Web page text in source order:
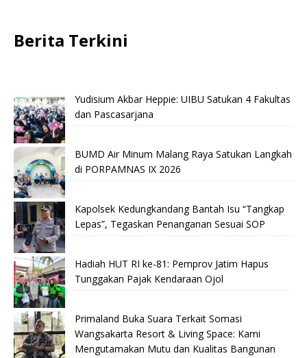
Berita Terkini
Yudisium Akbar Heppie: UIBU Satukan 4 Fakultas
dan Pascasarjana
BUMD Air Minum Malang Raya Satukan Langkah
di PORPAMNAS IX 2026
Kapolsek Kedungkandang Bantah Isu “Tangkap
Lepas”, Tegaskan Penanganan Sesuai SOP
Hadiah HUT RI ke-81: Pemprov Jatim Hapus
Tunggakan Pajak Kendaraan Ojol
Primaland Buka Suara Terkait Somasi
Wangsakarta Resort & Living Space: Kami
Mengutamakan Mutu dan Kualitas Bangunan